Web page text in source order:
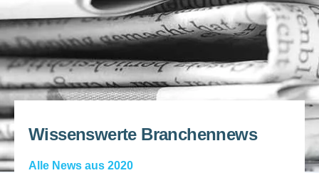
Wissenswerte Branchennews
Alle News aus 2020